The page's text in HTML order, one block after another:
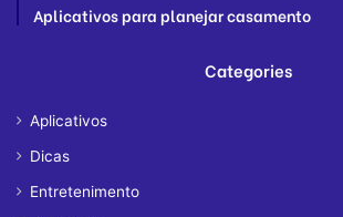
Aplicativos para planejar casamento
Categories
Aplicativos
Dicas
Entretenimento